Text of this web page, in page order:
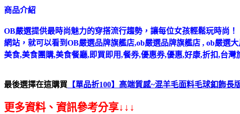
商品介紹
OB嚴選提供最時尚魅力的穿搭流行趨勢，讓每位女孩輕鬆玩時尚
網站，就可以看到OB嚴選品牌旗艦店,ob嚴選品牌旗艦店 , ob嚴選
美食,美食團購,美食餐廳,即買即用,餐券,優惠券,優惠,好康,折扣,台
最後選擇在這購買 【單品折100】高端質感~混羊毛面料毛球釦飾長
更多資料、資訊參考分享↓↓↓